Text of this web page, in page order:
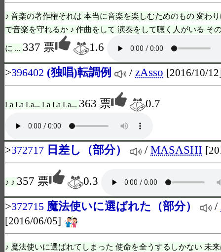
♪ 音楽の著作権それは 本当に音楽を楽しむためのもの 変わ
で音楽を守れるか ♪ 作曲をして 演奏をして聴く人がいる そ
に ... 337 票
1.6
>396402 (独唱)転調例 / zAsso [2016/10/
La La La... La La La... 363 票 0.7
>372717 日差し（部分） /MASASHI
♪ ♪ 357 票
0.3
>372715 魔法使いに選ばれた（部分） /
[2016/06/05]
♪ 魔法使いに選ばれてしまった 使命を全うするしかない 未